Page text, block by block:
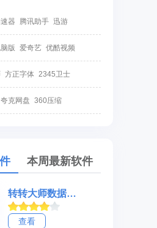
器 腾讯助手 迅游
版 爱奇艺 优酷视频
方正字体 2345卫士
夸克网盘 360压缩
本周最新软件
转转大师数据修复软件
查看